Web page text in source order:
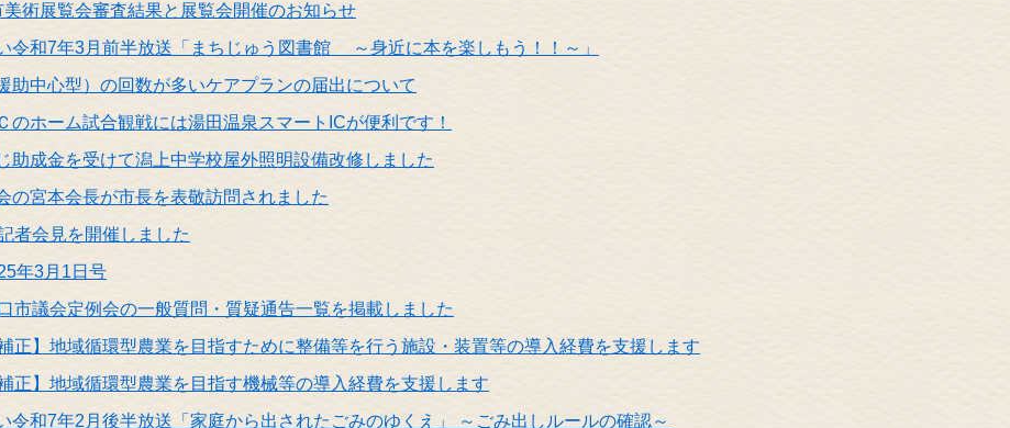
術展覧会審査結果と展覧会開催のお知らせ
令和7年3月前半放送「まちじゅう図書館 ～身近に本を楽しもう！！～」
助中心型）の回数が多いケアプランの届出について
のホーム試合観戦には湯田温泉スマートICが便利です！​
助成金を受けて潟上中学校屋外照明設備改修しました
の宮本会長が市長を表敬訪問されました
者会見を開催しました
年3月1日号
市議会定例会の一般質問・質疑通告一覧を掲載しました
正】地域循環型農業を目指すために整備等を行う施設・装置等の導入経費を支援します
正】地域循環型農業を目指す機械等の導入経費を支援します
令和7年2月後半放送「家庭から出されたごみのゆくえ」 ～ごみ出しルールの確認～